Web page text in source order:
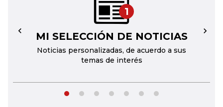
1
MI SELECCIÓN DE NOTICIAS
Noticias personalizadas, de acuerdo a sus
temas de interés
← →